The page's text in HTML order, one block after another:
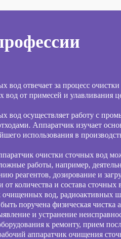
вод отвечает за процесс
вод от примесей и улавливания
вод осуществляет работу с
Аппаратчик изучает
использования в
очистки сточных вод
работы, например,
реагентов, дозирование и
количества и состава сточных
очищенных вод, радиоактивных
поручена физическая чистка
и устранение
к ремонту, прием
аппаратчик очищения